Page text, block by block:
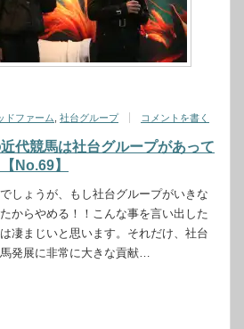
ドファーム 社台グループ コメントを書く
近代競馬は社台グループがあって
No.69】
しょうが、もし社台グループがいきな
からやめる！！こんな事を言い出した
凄まじいと思います。それだけ、社台
発展に非常に大きな貢献…